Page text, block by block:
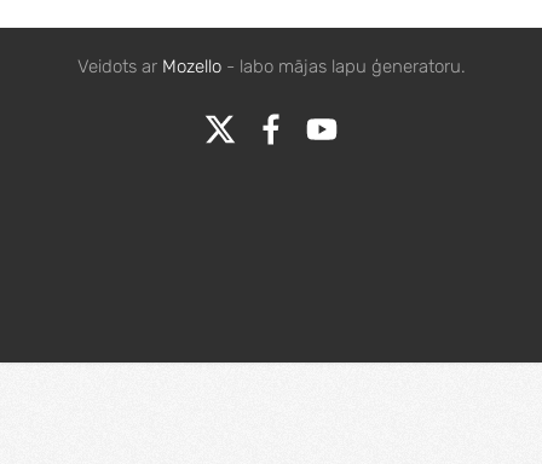
Veidots ar Mozello- labo mājas lapu ģeneratoru.